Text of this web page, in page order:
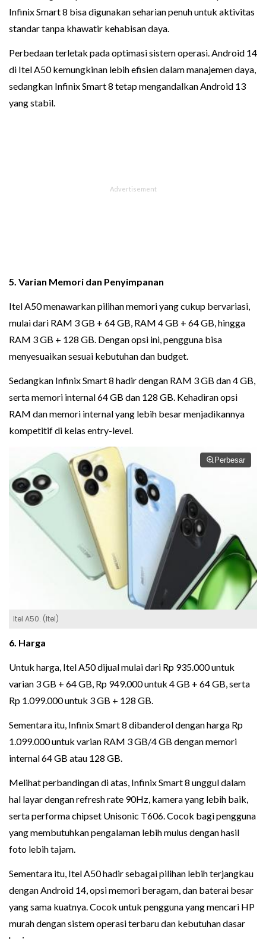
Infinix Smart 8 bisa digunakan seharian penuh untuk aktivitas
standar tanpa khawatir kehabisan daya.
Perbedaan terletak pada optimasi sistem operasi. Android 14
di Itel A50 kemungkinan lebih efisien dalam manajemen daya,
sedangkan Infinix Smart 8 tetap mengandalkan Android 13
yang stabil.
5. Varian Memori dan Penyimpanan
Itel A50 menawarkan pilihan memori yang cukup bervariasi,
mulai dari RAM 3 GB + 64 GB, RAM 4 GB + 64 GB, hingga
RAM 3 GB + 128 GB. Dengan opsi ini, pengguna bisa
menyesuaikan sesuai kebutuhan dan budget.
Sedangkan Infinix Smart 8 hadir dengan RAM 3 GB dan 4 GB,
serta memori internal 64 GB dan 128 GB. Kehadiran opsi
RAM dan memori internal yang lebih besar menjadikannya
kompetitif di kelas entry-level.
Perbesar
Itel A50. (Itel)
6. Harga
Untuk harga, Itel A50 dijual mulai dari Rp 935.000 untuk
varian 3 GB + 64 GB, Rp 949.000 untuk 4 GB + 64 GB, serta
Rp 1.099.000 untuk 3 GB + 128 GB.
Sementara itu, Infinix Smart 8 dibanderol dengan harga Rp
1.099.000 untuk varian RAM 3 GB/4 GB dengan memori
internal 64 GB atau 128 GB.
Melihat perbandingan di atas, Infinix Smart 8 unggul dalam
hal layar dengan refresh rate 90Hz, kamera yang lebih baik,
serta performa chipset Unisonic T606. Cocok bagi pengguna
yang membutuhkan pengalaman lebih mulus dengan hasil
foto lebih tajam.
Sementara itu, Itel A50 hadir sebagai pilihan lebih terjangkau
dengan Android 14, opsi memori beragam, dan baterai besar
yang sama kuatnya. Cocok untuk pengguna yang mencari HP
murah dengan sistem operasi terbaru dan kebutuhan dasar